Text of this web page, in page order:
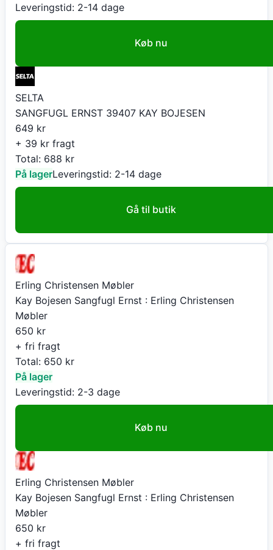
Leveringstid: 2-14 dage
Køb nu
SELTA
SANGFUGL ERNST 39407 KAY BOJESEN
649 kr
+ 39 kr fragt
Total: 688 kr
På lagerLeveringstid: 2-14 dage
Gå til butik
Erling Christensen Møbler
Kay Bojesen Sangfugl Ernst : Erling Christensen
Møbler
650 kr
+ fri fragt
Total: 650 kr
På lager
Leveringstid: 2-3 dage
Køb nu
Erling Christensen Møbler
Kay Bojesen Sangfugl Ernst : Erling Christensen
Møbler
650 kr
+ fri fragt